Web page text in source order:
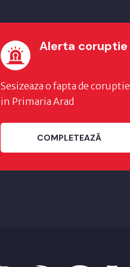
Alerta coruptie
Sesizeaza o fapta de coruptie
in Primaria Arad
COMPLETEAZĂ